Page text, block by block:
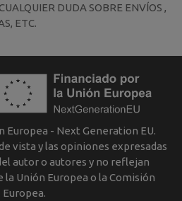
DUDA SOBRE ENVÍOS ,
ETC.
Europea - Next Generation EU.
vista y las opiniones expresadas
autor o autores y no reflejan
Unión Europea o la Comisión
Europea.